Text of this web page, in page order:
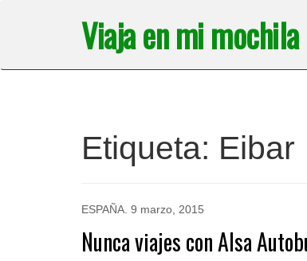
Viaja en mi mochila
Etiqueta: Eibar
ESPAÑA 9 marzo, 2015
Nunca viajes con Alsa